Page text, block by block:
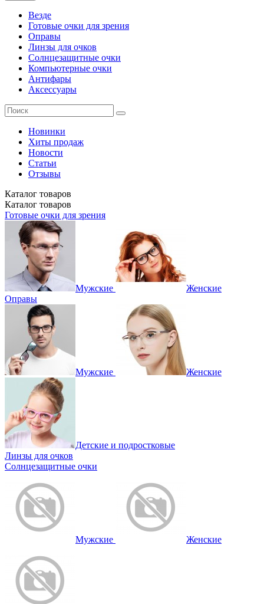
Везде
Готовые очки для зрения
Оправы
Линзы для очков
Солнцезащитные очки
Компьютерные очки
Антифары
Аксессуары
Новинки
Хиты продаж
Новости
Статьи
Отзывы
Каталог товаров
Каталог товаров
Готовые очки для зрения
Мужские
Женские
Оправы
Мужские Женские
Детские и подростковые
Линзы для очков
Солнцезащитные очки
Мужские Женские